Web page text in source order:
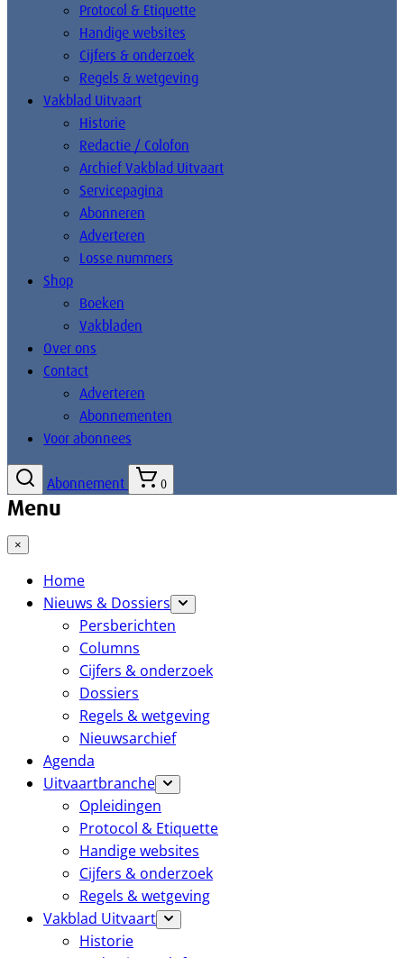
Protocol & Etiquette
Handige websites
Cijfers & onderzoek
Regels & wetgeving
Vakblad Uitvaart
Historie
Redactie / Colofon
Archief Vakblad Uitvaart
Servicepagina
Abonneren
Adverteren
Losse nummers
Shop
Boeken
Vakbladen
Over ons
Contact
Adverteren
Abonnementen
Voor abonnees
Abonnement 0
Menu
×
Home
Nieuws & Dossiers
Persberichten
Columns
Cijfers & onderzoek
Dossiers
Regels & wetgeving
Nieuwsarchief
Agenda
Uitvaartbranche
Opleidingen
Protocol & Etiquette
Handige websites
Cijfers & onderzoek
Regels & wetgeving
Vakblad Uitvaart
Historie